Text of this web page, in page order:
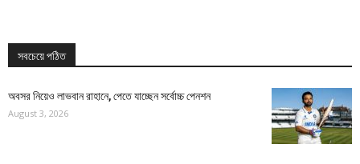
সবচেয়ে পঠিত
অবসর নিয়েও লাভবান রাহানে, পেতে যাচ্ছেন সর্বোচ্চ পেনশন
August 3, 2026